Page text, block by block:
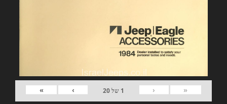
«
‹
1 של20
›
»